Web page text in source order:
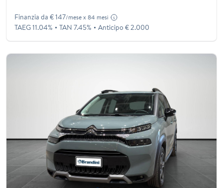
Finanzia da € 147/mese x 84 mesi
TAEG 11.04% TAN 7.45% Anticipo € 2.000